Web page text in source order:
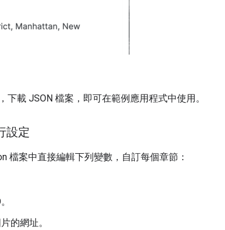
下載 JSON 檔案，即可在範例應用程式中使用。
設定
檔案中直接編輯下列變數，自訂每個章節：
的網址。